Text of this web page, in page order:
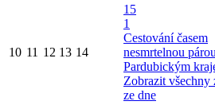
10 11 12 13 14
15
1
Cestování časem
nesmrtelnou párou
Pardubickým
Zobrazit všechny
ze dne